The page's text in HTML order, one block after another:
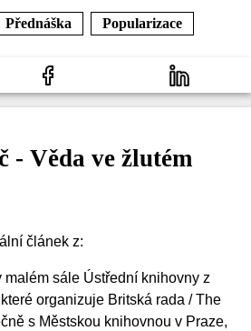
Přednáška Popularizace
- Věda ve žlutém
článek z:
malém sále Ústřední knihovny z
organizuje Britská rada / The
s Městskou knihovnou v Praze,